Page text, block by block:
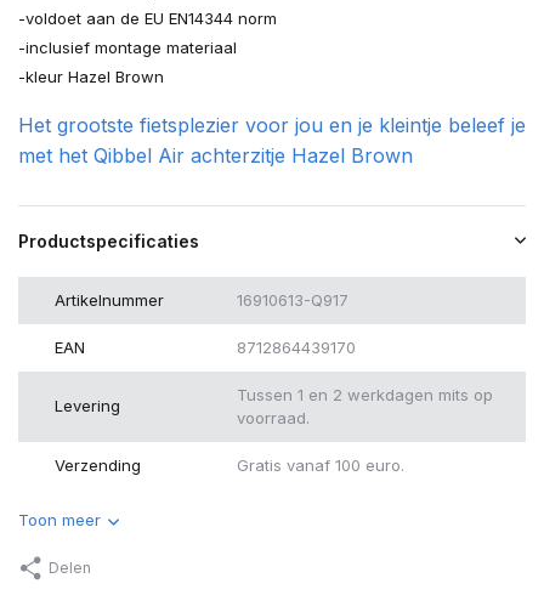
-voldoet aan de EU EN14344 norm
-inclusief montage materiaal
-kleur Hazel Brown
Het grootste fietsplezier voor jou en je kleintje beleef je
met het Qibbel Air achterzitje Hazel Brown
Productspecificaties
Artikelnummer 16910613-Q917
EAN 8712864439170
Levering
Tussen 1 en 2 werkdagen mits op
voorraad.
Verzending Gratis vanaf 100 euro.
Toon meer
Delen